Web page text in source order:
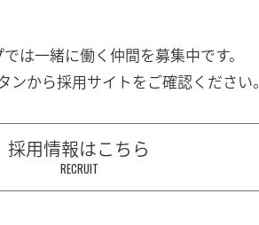
は一緒に働く 仲間を募集中です。
ンから採用サイトをご確認ください。
採用情報はこちら
RECRUIT